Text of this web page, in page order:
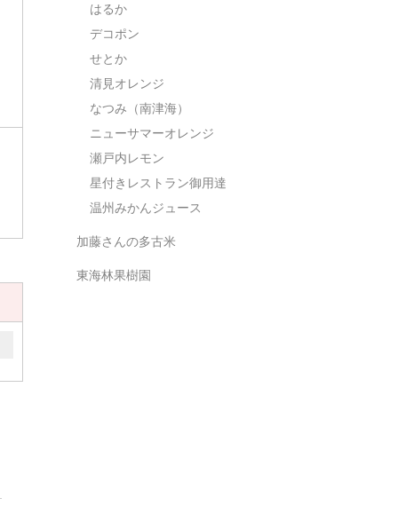
はるか
デコポン
せとか
清見オレンジ
なつみ（南津海）
ニューサマーオレンジ
瀬戸内レモン
星付きレストラン御用達
温州みかんジュース
加藤さんの多古米
東海林果樹園